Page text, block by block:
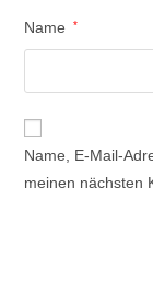
Name *
Name, E-Mail-
meinen nächsten